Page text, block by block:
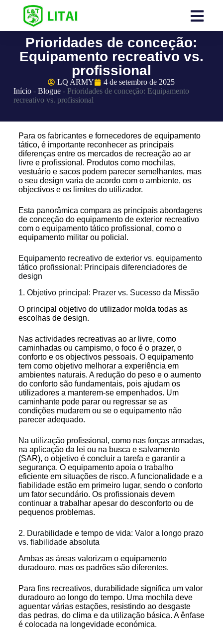
Prioridades de conceção:
Equipamento recreativo vs.
profissional
LQ ARMY
4 de setembro de 2025
Início- Blogue- Prioridades de conceção: Equipamento
recreativo vs. profissional
Para os fabricantes e fornecedores de equipamento
tático, é importante reconhecer as principais
diferenças entre os mercados de recreação ao ar
livre e profissional. Produtos como mochilas,
vestuário e sacos podem parecer semelhantes, mas
o seu design varia de acordo com o ambiente, os
objectivos e os limites do utilizador.
Esta panorâmica compara as principais abordagens
de conceção do equipamento de exterior recreativo
com o equipamento tático profissional, como o
equipamento militar ou policial.
Equipamento recreativo de exterior vs. equipamento
tático profissional: Principais diferenciadores de
design
1. Objetivo principal: Prazer vs. Sucesso da Missão
O principal objetivo do utilizador molda todas as
escolhas de design.
Nas actividades recreativas ao ar livre, como
caminhadas ou campismo, o foco é o prazer, o
conforto e os objectivos pessoais. O equipamento
tem como objetivo melhorar a experiência em
ambientes naturais. A redução do peso e o aumento
do conforto são fundamentais, pois ajudam os
utilizadores a manterem-se empenhados. Um
caminhante pode parar ou regressar se as
condições mudarem ou se o equipamento não
parecer adequado.
Na utilização profissional, como nas forças armadas,
na aplicação da lei ou na busca e salvamento
(SAR), o objetivo é concluir a tarefa e garantir a
segurança. O equipamento apoia o trabalho
eficiente em situações de risco. A funcionalidade e a
fiabilidade estão em primeiro lugar, sendo o conforto
um fator secundário. Os profissionais devem
continuar a trabalhar apesar do desconforto ou de
pequenos problemas.
2. Durabilidade e tempo de vida: Valor a longo prazo
vs. fiabilidade absoluta
Ambas as áreas valorizam o equipamento
duradouro, mas os padrões são diferentes.
Para fins recreativos, durabilidade significa um valor
duradouro ao longo do tempo. Uma mochila deve
aguentar várias estações, resistindo ao desgaste
das pedras, do clima e da utilização básica. A ênfase
é colocada na longevidade económica.